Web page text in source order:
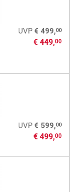
UVP € 499,00
€ 449,00
UVP € 599,00
€ 499,00